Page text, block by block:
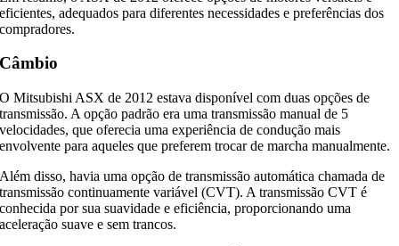
eficientes, adequados para diferentes necessidades e preferências dos
compradores.
Câmbio
O Mitsubishi ASX de 2012 estava disponível com duas opções de
transmissão. A opção padrão era uma transmissão manual de 5
velocidades, que oferecia uma experiência de condução mais
envolvente para aqueles que preferem trocar de marcha manualmente.
Além disso, havia uma opção de transmissão automática chamada de
transmissão continuamente variável (CVT). A transmissão CVT é
conhecida por sua suavidade e eficiência, proporcionando uma
aceleração suave e sem trancos.